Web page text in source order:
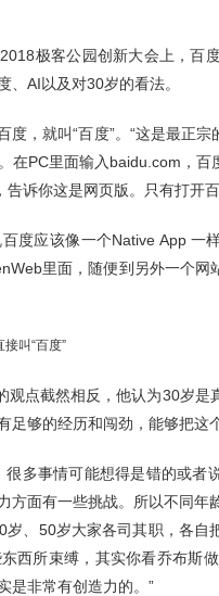
极客公园创新大会上，百
、AI以及对30岁的看法。
，就叫“百度”。“这是最正
在PC里面输入baidu.com，百
诉你这是网页版。只有打开
度应该像一个Native App 一
里面，随便到另外一个网
观点截然相反，他认为30岁
够的经历和闯劲，能够把这
多事情可能想得是错的或者
方面有一些挑战。所以不同年
、50岁大家各司其职，各自
西所束缚，其实你看乔布斯
是非常有创造力的。”